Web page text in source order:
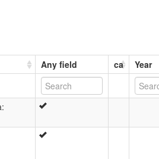
Any field ca Year